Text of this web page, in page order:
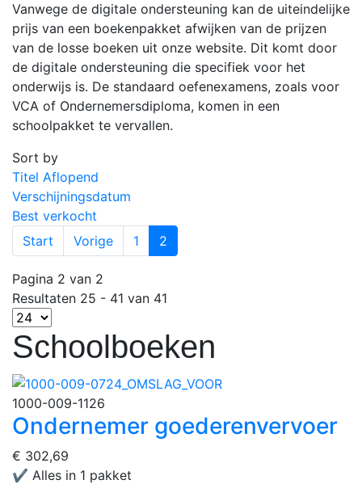
Vanwege de digitale ondersteuning kan de uiteindelijke
prijs van een boekenpakket afwijken van de prijzen
van de losse boeken uit onze website. Dit komt door
de digitale ondersteuning die specifiek voor het
onderwijs is. De standaard oefenexamens, zoals voor
VCA of Ondernemersdiploma, komen in een
schoolpakket te vervallen.
Sort by
Titel Aflopend
Verschijningsdatum
Best verkocht
Start
Vorige 1 2
Pagina 2 van 2
Resultaten 25 - 41 van 41
Schoolboeken
1000-009-1126
Ondernemer goederenvervoer
€ 302,69
✔ Alles in 1 pakket